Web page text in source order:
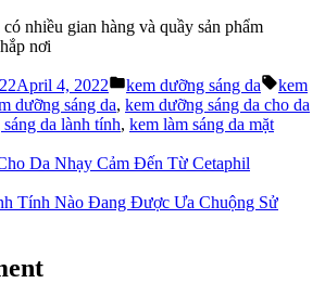
April 4, 2022
Posted
in
kem dưỡng sáng da Tags:
kem
dưỡng sáng da, kem dưỡng sáng da cho da
da lành tính, kem làm sáng da mặt
Da Nhạy Cảm Đến Từ Cetaphil
Tính Nào Đang Được Ưa Chuộng Sử